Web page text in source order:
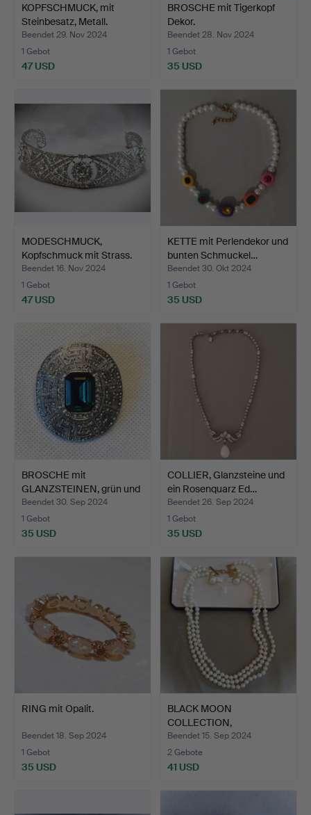
KOPFSCHMUCK, mit
Steinbesatz, Metall.
Beendet 29. Nov 2024
1 Gebot
47 USD
BROSCHE mit Tigerkopf
Dekor.
Beendet 28. Nov 2024
1 Gebot
35 USD
MODESCHMUCK,
Kopfschmuck mit Strass.
Beendet 16. Nov 2024
1 Gebot
47 USD
KETTE mit Perlendekor und
bunten Schmuckel…
Beendet 30. Okt 2024
1 Gebot
35 USD
BROSCHE mit
GLANZSTEINEN, grün und
weiss.
Beendet 30. Sep 2024
1 Gebot
35 USD
COLLIER, Glanzsteine und
ein Rosenquarz Ed…
Beendet 26. Sep 2024
1 Gebot
35 USD
RING mit Opalit.
Beendet 18. Sep 2024
1 Gebot
35 USD
BLACK MOON
COLLECTION,
PERLENDEKOR-
COLLIER…
Beendet 15. Sep 2024
2 Gebote
41 USD